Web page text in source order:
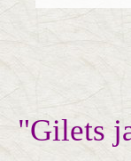
"Gilets